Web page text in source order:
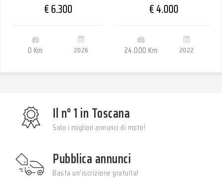
€ 6.300
0 Km 2026
€ 4.000
24.000 Km 2022
Il n° 1 in Toscana
Solo i migliori annunci di moto!
Pubblica annunci
Basta un’iscrizione gratuita!